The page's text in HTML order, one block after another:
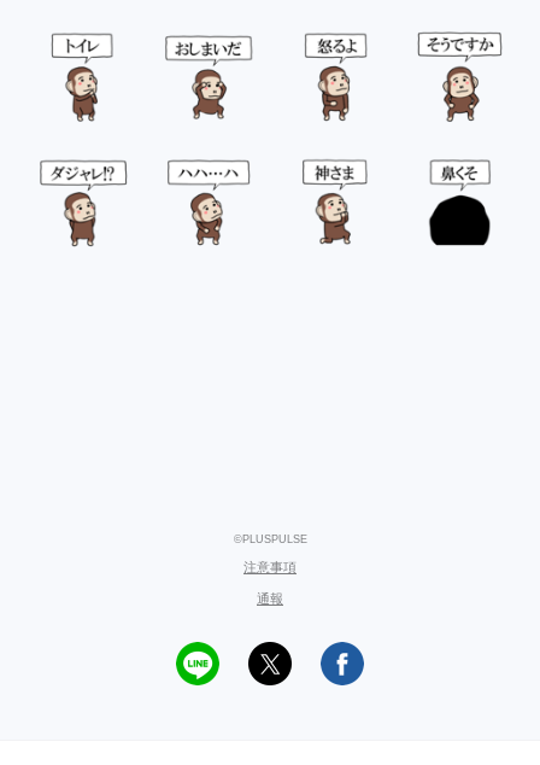
©PLUSPULSE
注意事項
通報